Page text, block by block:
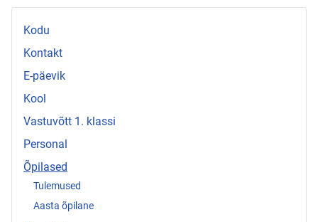
Kodu
Kontakt
E-päevik
Kool
Vastuvõtt 1. klassi
Personal
Õpilased
Tulemused
Aasta õpilane